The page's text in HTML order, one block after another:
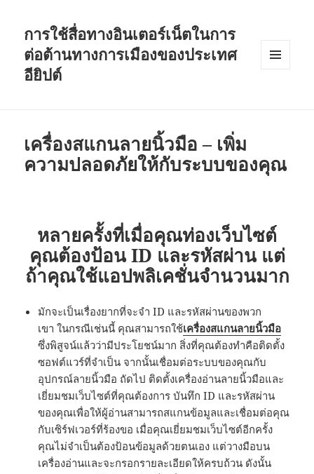
การใช้สื่อทางอินเตอร์เน็ตในการ
ต่อต้านทางการเมืองของประเทศ
อียิปต์
เครื่องสแกนลายนิ้วมือ – เพิ่ม
ความปลอดภัยให้กับระบบของคุณ
หลายครั้งที่เมื่อคุณท่องเว็บไซต์
คุณต้องป้อน ID และรหัสผ่าน แต่
ถ้าคุณใช้แอปพลิเคชั่นจำนวนมาก
มักจะเป็นเรื่องยากที่จะจำ ID และรหัสผ่านของพวก
เขา ในกรณีเช่นนี้ คุณสามารถใช้เครื่องสแกนลายนิ้วมือ
ซึ่งพิสูจน์แล้วว่ามีประโยชน์มาก สิ่งที่คุณต้องทำคือติดตั้ง
ซอฟต์แวร์ที่จำเป็น จากนั้นเชื่อมต่อระบบของคุณกับ
อุปกรณ์ลายนิ้วมือ ถัดไป ติดตั้งเครื่องอ่านลายนิ้วมือและ
เยี่ยมชมเว็บไซต์ที่คุณต้องการ บันทึก ID และรหัสผ่าน
ของคุณเพื่อให้ผู้อ่านสามารถสแกนข้อมูลและเชื่อมต่อคุณ
กับเซิร์ฟเวอร์ที่ร้องขอ เมื่อคุณเยี่ยมชมเว็บไซต์อีกครั้ง
คุณไม่จำเป็นต้องป้อนข้อมูลด้วยตนเอง แต่วางมือบน
เครื่องอ่านและจะกรอกรายละเอียดให้ครบถ้วน ดังนั้น